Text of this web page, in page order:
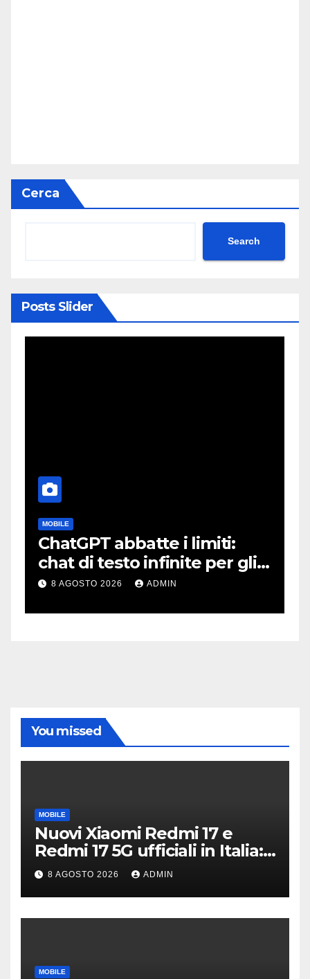
Cerca
Search
Posts Slider
CURIOSITÀ
Su Plutone potrebbe
scorrere ancora azoto
liquido
8 AGOSTO 2026 ADMIN
You missed
MOBILE
Nuovi Xiaomi Redmi 17 e
Redmi 17 5G ufficiali in Italia:
specifiche tecniche,
differenze e prezzi
8 AGOSTO 2026 ADMIN
MOBILE